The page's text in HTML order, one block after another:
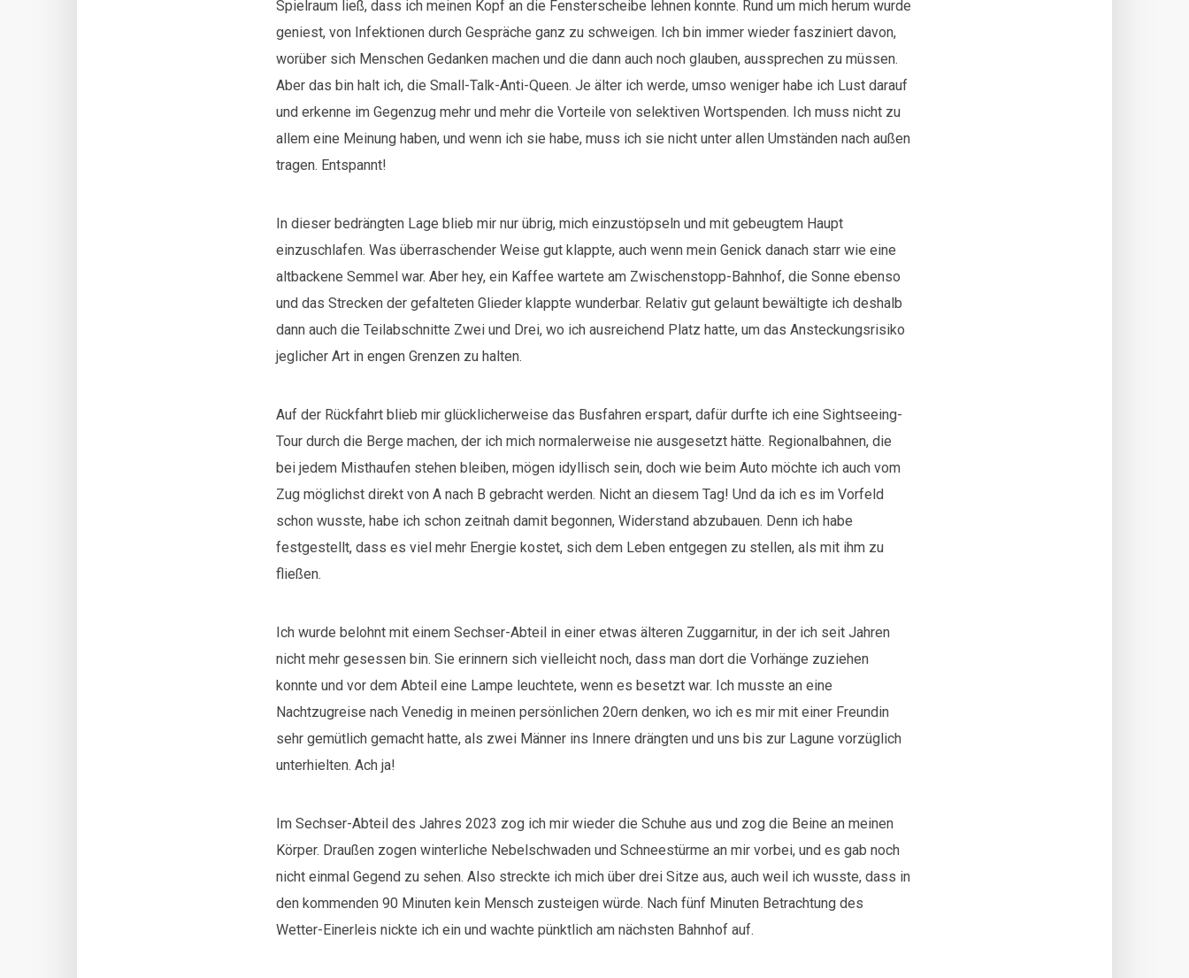
Spielraum ließ, dass ich meinen Kopf an die Fensterscheibe lehnen konnte. Rund um mich herum wurde
geniest, von Infektionen durch Gespräche ganz zu schweigen. Ich bin immer wieder fasziniert davon,
worüber sich Menschen Gedanken machen und die dann auch noch glauben, aussprechen zu müssen.
Aber das bin halt ich, die Small-Talk-Anti-Queen. Je älter ich werde, umso weniger habe ich Lust darauf
und erkenne im Gegenzug mehr und mehr die Vorteile von selektiven Wortspenden. Ich muss nicht zu
allem eine Meinung haben, und wenn ich sie habe, muss ich sie nicht unter allen Umständen nach außen
tragen. Entspannt!
In dieser bedrängten Lage blieb mir nur übrig, mich einzustöpseln und mit gebeugtem Haupt
einzuschlafen. Was überraschender Weise gut klappte, auch wenn mein Genick danach starr wie eine
altbackene Semmel war. Aber hey, ein Kaffee wartete am Zwischenstopp-Bahnhof, die Sonne ebenso
und das Strecken der gefalteten Glieder klappte wunderbar. Relativ gut gelaunt bewältigte ich deshalb
dann auch die Teilabschnitte Zwei und Drei, wo ich ausreichend Platz hatte, um das Ansteckungsrisiko
jeglicher Art in engen Grenzen zu halten.
Auf der Rückfahrt blieb mir glücklicherweise das Busfahren erspart, dafür durfte ich eine Sightseeing-
Tour durch die Berge machen, der ich mich normalerweise nie ausgesetzt hätte. Regionalbahnen, die
bei jedem Misthaufen stehen bleiben, mögen idyllisch sein, doch wie beim Auto möchte ich auch vom
Zug möglichst direkt von A nach B gebracht werden. Nicht an diesem Tag! Und da ich es im Vorfeld
schon wusste, habe ich schon zeitnah damit begonnen, Widerstand abzubauen. Denn ich habe
festgestellt, dass es viel mehr Energie kostet, sich dem Leben entgegen zu stellen, als mit ihm zu
fließen.
Ich wurde belohnt mit einem Sechser-Abteil in einer etwas älteren Zuggarnitur, in der ich seit Jahren
nicht mehr gesessen bin. Sie erinnern sich vielleicht noch, dass man dort die Vorhänge zuziehen
konnte und vor dem Abteil eine Lampe leuchtete, wenn es besetzt war. Ich musste an eine
Nachtzugreise nach Venedig in meinen persönlichen 20ern denken, wo ich es mir mit einer Freundin
sehr gemütlich gemacht hatte, als zwei Männer ins Innere drängten und uns bis zur Lagune vorzüglich
unterhielten. Ach ja!
Im Sechser-Abteil des Jahres 2023 zog ich mir wieder die Schuhe aus und zog die Beine an meinen
Körper. Draußen zogen winterliche Nebelschwaden und Schneestürme an mir vorbei, und es gab noch
nicht einmal Gegend zu sehen. Also streckte ich mich über drei Sitze aus, auch weil ich wusste, dass in
den kommenden 90 Minuten kein Mensch zusteigen würde. Nach fünf Minuten Betrachtung des
Wetter-Einerleis nickte ich ein und wachte pünktlich am nächsten Bahnhof auf.